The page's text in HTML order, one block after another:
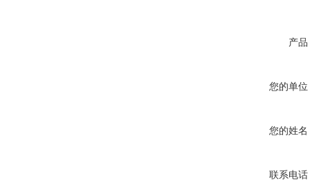
产品
您的单位
您的姓名
联系电话